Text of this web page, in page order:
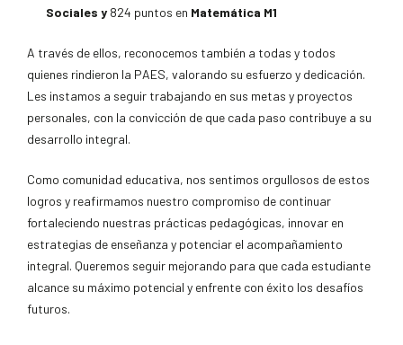
Sociales y 824 puntos en Matemática M1
A través de ellos, reconocemos también a todas y todos
quienes rindieron la PAES, valorando su esfuerzo y dedicación.
Les instamos a seguir trabajando en sus metas y proyectos
personales, con la convicción de que cada paso contribuye a su
desarrollo integral.
Como comunidad educativa, nos sentimos orgullosos de estos
logros y reafirmamos nuestro compromiso de continuar
fortaleciendo nuestras prácticas pedagógicas, innovar en
estrategias de enseñanza y potenciar el acompañamiento
integral. Queremos seguir mejorando para que cada estudiante
alcance su máximo potencial y enfrente con éxito los desafíos
futuros.